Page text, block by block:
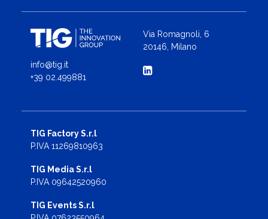
info@tig.it
+39 02.499881
Via Romagnoli, 6
20146, Milano
TIG Factory S.r.l
P.IVA 11269810963
TIG Media S.r.l
P.IVA 09642520960
TIG Events S.r.l